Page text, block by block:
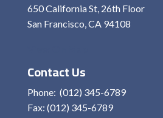
650 California St, 26th Floor
San Francisco, CA 94108
Contact Us
Phone: (012) 345-6789
Fax: (012) 345-6789